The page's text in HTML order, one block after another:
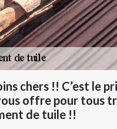
chers !! C’est le
offre pour tous
de tuile !!